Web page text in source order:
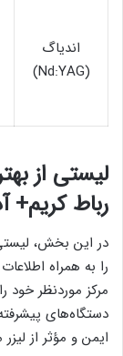
اندیاگ
(Nd:YAG)
لیستی از
رباط کریم+
در این بخش،
را به همراه
مرکز موردنظر خود
دستگاه‌های
ایمن و مؤثر از